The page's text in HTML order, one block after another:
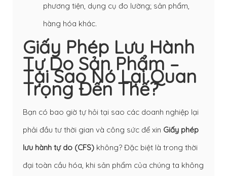
phương tiện, dụng cụ đo lường; sản phẩm,
hàng hóa khác.
Giấy Phép Lưu Hành
Tự Do Sản Phẩm –
Tại Sao Nó Lại Quan
Trọng Đến Thế?
Bạn có bao giờ tự hỏi tại sao các doanh nghiệp lại
phải đầu tư thời gian và công sức để xin Giấy phép
lưu hành tự do (CFS) không? Đặc biệt là trong thời
đại toàn cầu hóa, khi sản phẩm của chúng ta không